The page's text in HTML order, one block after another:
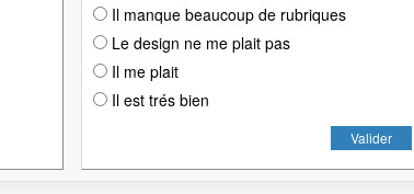
Il manque beaucoup de rubriques
Le design ne me plait pas
Il me plait
Il est trés bien
Valider